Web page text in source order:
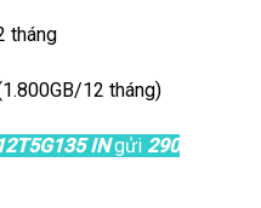
tháng
12 tháng)
INgửi 290